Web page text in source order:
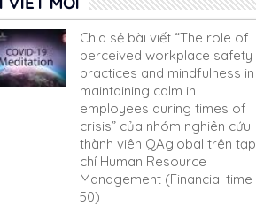
Chia sẻ bài viết “The role of
perceived workplace safety
practices and mindfulness in
maintaining calm in
employees during times of
crisis” của nhóm nghiên cứu
thành viên QAglobal trên tạp
chí Human Resource
Management (Financial time
50)